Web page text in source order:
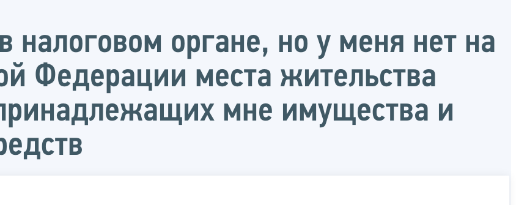
налоговом органе, но у меня нет на
Федерации места жительства
мне имущества и